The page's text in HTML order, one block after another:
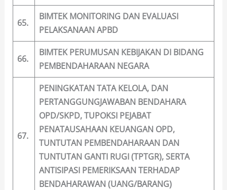
65.
BIMTEK MONITORING DAN EVALUASI
PELAKSANAAN APBD
66.
BIMTEK PERUMUSAN KEBIJAKAN DI BIDANG
PEMBENDAHARAAN NEGARA
67.
PENINGKATAN TATA KELOLA, DAN
PERTANGGUNGJAWABAN BENDAHARA
OPD/SKPD, TUPOKSI PEJABAT
PENATAUSAHAAN KEUANGAN OPD,
TUNTUTAN PEMBENDAHARAAN DAN
TUNTUTAN GANTI RUGI (TPTGR), SERTA
ANTISIPASI PEMERIKSAAN TERHADAP
BENDAHARAWAN (UANG/BARANG)